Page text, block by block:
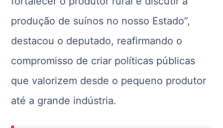
produção de suínos no nosso Estado”,
destacou o deputado, reafirmando o
compromisso de criar políticas públicas
que valorizem desde o pequeno produtor
até a grande indústria.